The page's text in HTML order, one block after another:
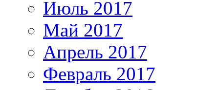
Июль 2017
Май 2017
Апрель 2017
Февраль 2017